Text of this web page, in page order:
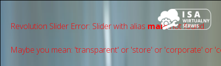
Revolution Slider Error: Slider with alias mainnot found.
Maybe you mean: 'transparent' or 'store' or 'сorporate' or